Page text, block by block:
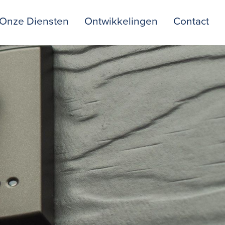
Diensten Ontwikkelingen Contact